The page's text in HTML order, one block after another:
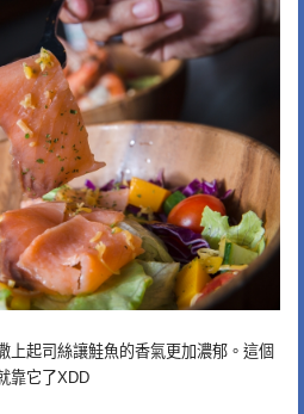
上起司絲讓鮭魚的香氣更加濃郁。這個
靠它了XDD